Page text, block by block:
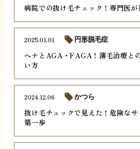
病院での抜け毛チェック！専門医が
ヘナとAGA・FAGA！薄毛治療と
い方
2025.01.01 円形脱毛症
抜け毛チェックで見えた！危険なサ
第一歩
2024.12.06 かつら